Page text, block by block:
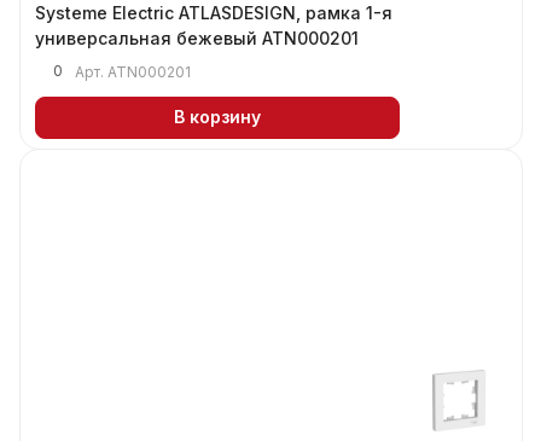
Systeme Electric ATLASDESIGN, рамка 1-я
универсальная бежевый ATN000201
0 Арт. ATN000201
В корзину